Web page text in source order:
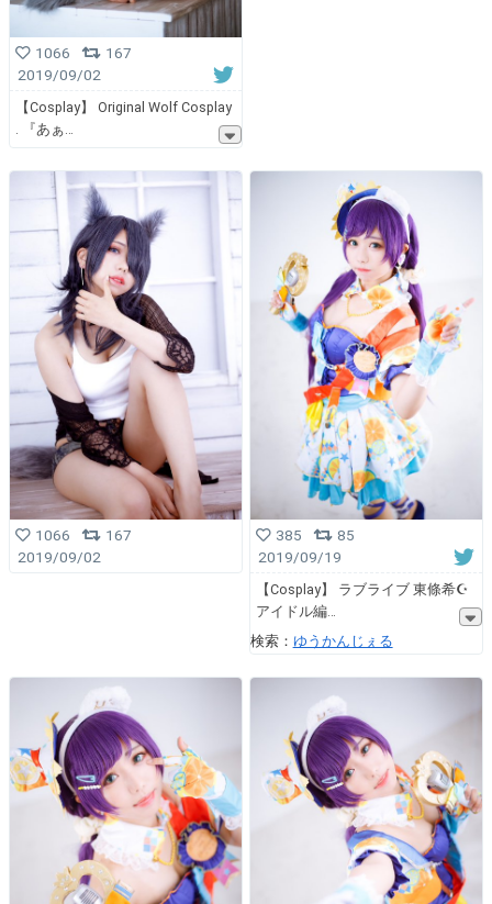
1066
167
2019/09/02
【Cosplay】 Original Wolf Cosplay
. 『あぁ
1066
167
2019/09/02
385
85
2019/09/19
【Cosplay】 ラブライブ 東條希☪︎
アイドル編
検索： ゆうかんじぇる